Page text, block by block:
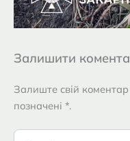
Залишити
Залиште свій
позначені *.
Введіть